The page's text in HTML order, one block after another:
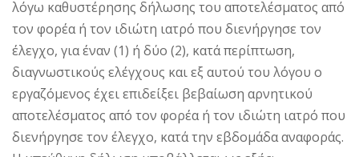
λόγω καθυστέρησης δήλωσης του αποτελέσματος από
τον φορέα ή τον ιδιώτη ιατρό που διενήργησε τον
έλεγχο, για έναν (1) ή δύο (2), κατά περίπτωση,
διαγνωστικούς ελέγχους και εξ αυτού του λόγου ο
εργαζόμενος έχει επιδείξει βεβαίωση αρνητικού
αποτελέσματος από τον φορέα ή τον ιδιώτη ιατρό που
διενήργησε τον έλεγχο, κατά την εβδομάδα αναφοράς.